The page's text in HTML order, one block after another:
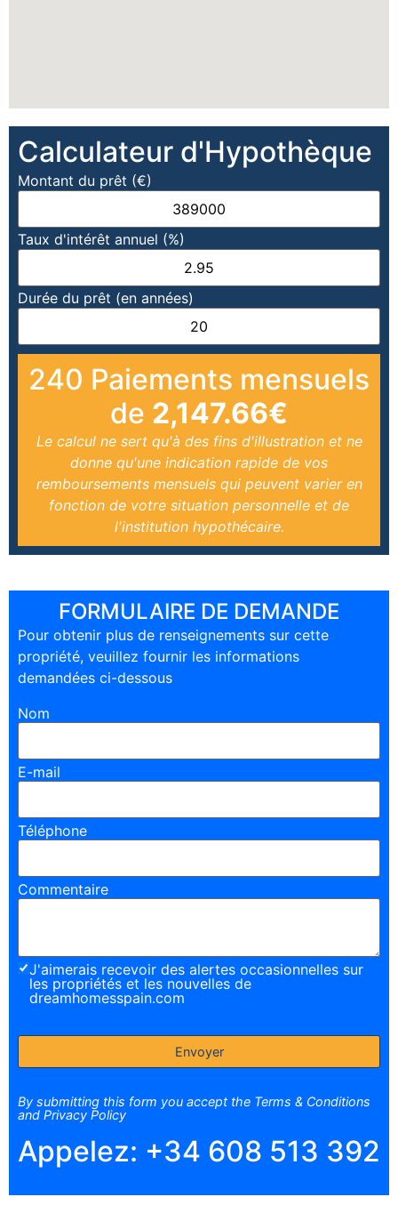
Calculateur d'Hypothèque
Montant du prêt (€)
Taux d'intérêt annuel (%)
Durée du prêt (en années)
240 Paiements mensuels
de 2,147.66€
Le calcul ne sert qu'à des fins d'illustration et ne
donne qu'une indication rapide de vos
remboursements mensuels qui peuvent varier en
fonction de votre situation personnelle et de
l'institution hypothécaire.
FORMULAIRE DE DEMANDE
Pour obtenir plus de renseignements sur cette
propriété, veuillez fournir les informations
demandées ci-dessous
Nom
E-mail
Téléphone
Commentaire
J'aimerais recevoir des alertes occasionnelles sur
les propriétés et les nouvelles de
dreamhomesspain.com
By submitting this form you accept the Terms & Conditions
and Privacy Policy
Appelez: +34 608 513 392